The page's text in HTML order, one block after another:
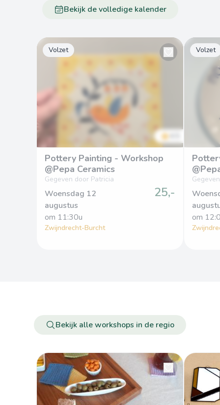
Bekijk de volledige kalender
Volzet
Pottery Painting - Workshop
@Pepa Ceramics
Gegeven door Patricia
Woensdag 12
augustus
om 11:30u
25,-
Zwijndrecht-Burcht
Volzet
om
Bekijk alle workshops in de regio